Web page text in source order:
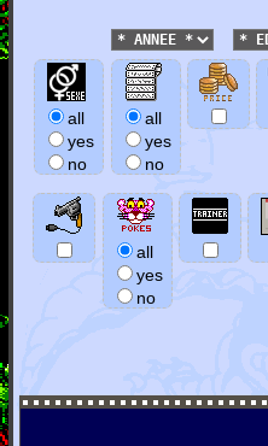
all
yes
no
all
yes
no
all
yes
no